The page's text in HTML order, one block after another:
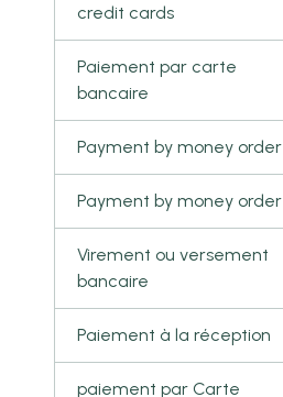
credit cards
Paiement par carte
bancaire
Payment by money order
Payment by money order
Virement ou versement
bancaire
Paiement à la réception
paiement par Carte